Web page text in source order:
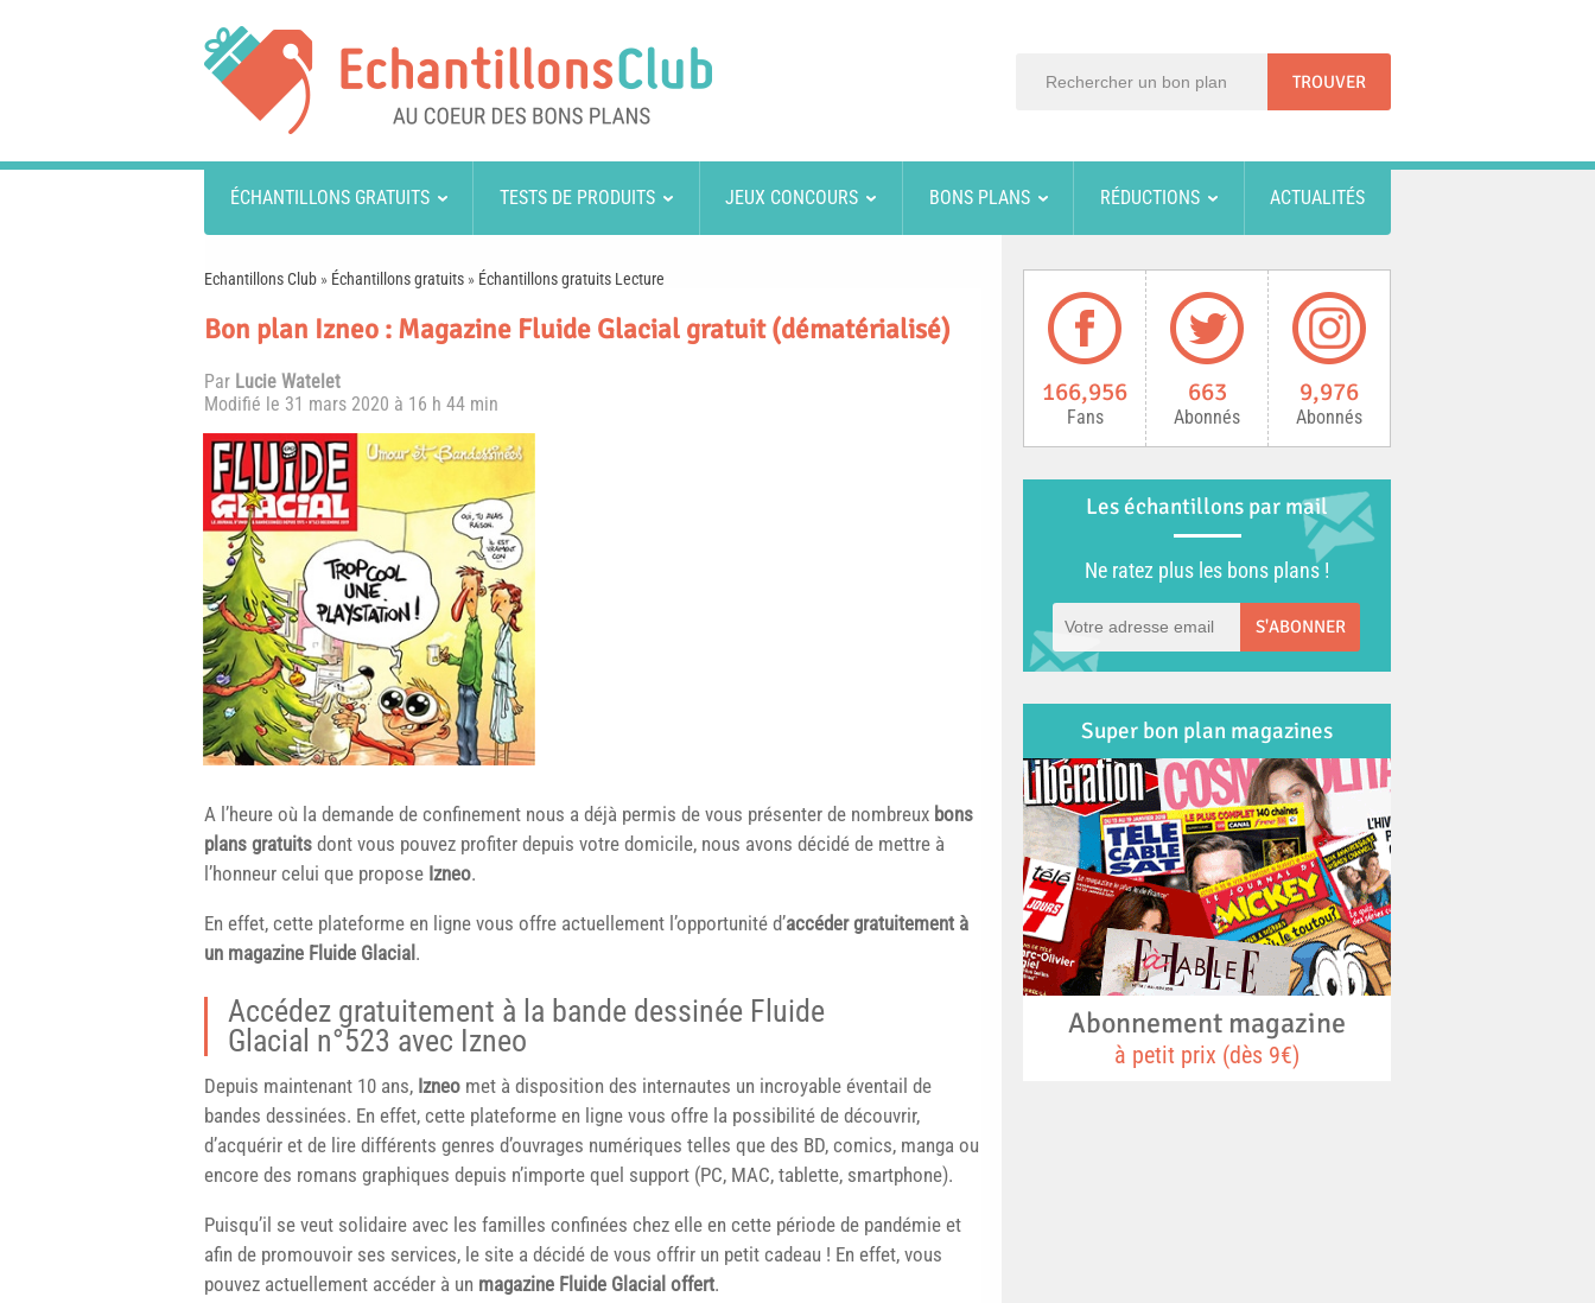
ÉCHANTILLONS GRATUITS TESTS DE PRODUITS JEUX CONCOURS BONS PLANS RÉDUCTIONS ACTUALITÉS
Echantillons Club » Échantillons gratuits » Échantillons gratuits Lecture
Bon plan Izneo : Magazine Fluide Glacial gratuit (dématérialisé)
Par Lucie Watelet
Modifié le 31 mars 2020 à 16 h 44 min
A l’heure où la demande de confinement nous a déjà permis de vous présenter de nombreux bons
plans gratuits dont vous pouvez profiter depuis votre domicile, nous avons décidé de mettre à
l’honneur celui que propose Izneo.
En effet, cette plateforme en ligne vous offre actuellement l’opportunité d’accéder gratuitement à
un magazine Fluide Glacial.
Accédez gratuitement à la bande dessinée Fluide
Glacial n°523 avec Izneo
Depuis maintenant 10 ans, Izneo met à disposition des internautes un incroyable éventail de
bandes dessinées. En effet, cette plateforme en ligne vous offre la possibilité de découvrir,
d’acquérir et de lire différents genres d’ouvrages numériques telles que des BD, comics, manga ou
encore des romans graphiques depuis n’importe quel support (PC, MAC, tablette, smartphone).
Puisqu’il se veut solidaire avec les familles confinées chez elle en cette période de pandémie et
afin de promouvoir ses services, le site a décidé de vous offrir un petit cadeau ! En effet, vous
pouvez actuellement accéder à un magazine Fluide Glacial offert.
166,956
Fans
663
Abonnés
9,976
Abonnés
Les échantillons par mail
Ne ratez plus les bons plans !
S'ABONNER
Super bon plan magazines
Abonnement magazine
à petit prix (dès 9€)